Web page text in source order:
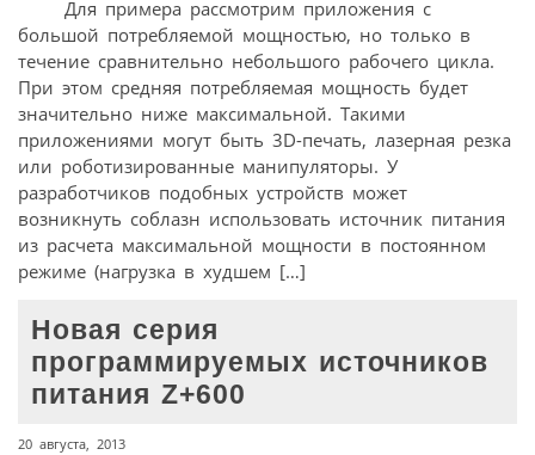
Для примера рассмотрим приложения с
большой потребляемой мощностью, но только в
течение сравнительно небольшого рабочего цикла.
При этом средняя потребляемая мощность будет
значительно ниже максимальной. Такими
приложениями могут быть 3D-печать, лазерная резка
или роботизированные манипуляторы. У
разработчиков подобных устройств может
возникнуть соблазн использовать источник питания
из расчета максимальной мощности в постоянном
режиме (нагрузка в худшем […]
Новая серия
программируемых источников
питания Z+600
20 августа, 2013